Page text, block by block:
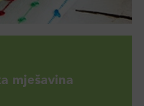
mješavina